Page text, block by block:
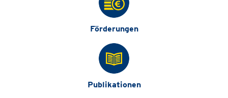
Förderungen
Publikationen